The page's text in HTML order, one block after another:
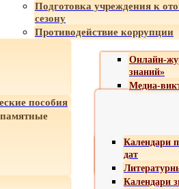
Подготовка учреждения к
сезону
Противодействие коррупции
Онлайн-
знаний»
Медиа-
пособия
Календари
дат
Календари